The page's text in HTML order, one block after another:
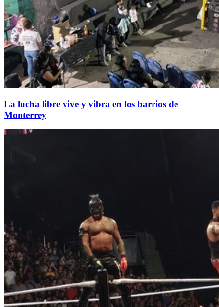
La lucha libre vive y vibra en los barrios de
Monterrey